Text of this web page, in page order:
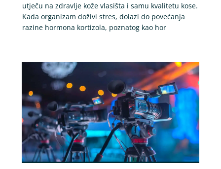
utječu na zdravlje kože vlasišta i samu kvalitetu kose.
Kada organizam doživi stres, dolazi do povećanja
razine hormona kortizola, poznatog kao hor